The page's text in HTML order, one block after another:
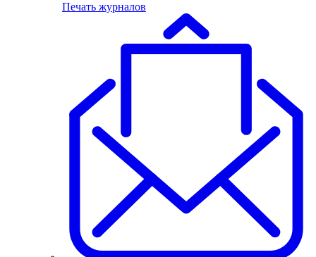
Печать журналов